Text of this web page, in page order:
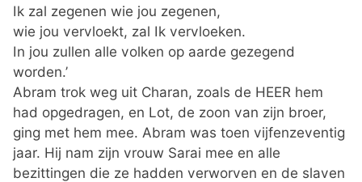
Ik zal zegenen wie jou zegenen,
wie jou vervloekt, zal Ik vervloeken.
In jou zullen alle volken op aarde gezegend
worden.’
Abram trok weg uit Charan, zoals de HEER hem
had opgedragen, en Lot, de zoon van zijn broer,
ging met hem mee. Abram was toen vijfenzeventig
jaar. Hij nam zijn vrouw Sarai mee en alle
bezittingen die ze hadden verworven en de slaven